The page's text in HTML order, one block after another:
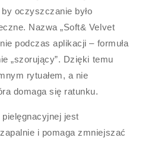
oczyszczanie było
Nazwa „Soft& Velvet
podczas aplikacji – formuła
„szorujący”. Dzięki temu
rytuałem, a nie
domaga się ratunku.
jest
i pomaga zmniejszać